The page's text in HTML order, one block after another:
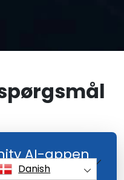
AI-appen
Danish